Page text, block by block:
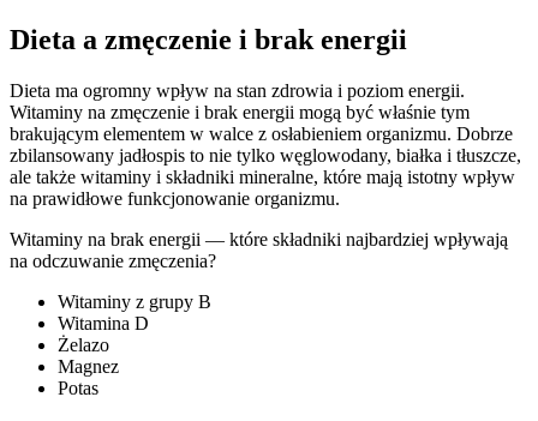
Dieta a zmęczenie i brak energii
Dieta ma ogromny wpływ na stan zdrowia i poziom energii.
Witaminy na zmęczenie i brak energii mogą być właśnie tym
brakującym elementem w walce z osłabieniem organizmu. Dobrze
zbilansowany jadłospis to nie tylko węglowodany, białka i tłuszcze,
ale także witaminy i składniki mineralne, które mają istotny wpływ
na prawidłowe funkcjonowanie organizmu.
Witaminy na brak energii — które składniki najbardziej wpływają
na odczuwanie zmęczenia?
Witaminy z grupy B
Witamina D
Żelazo
Magnez
Potas